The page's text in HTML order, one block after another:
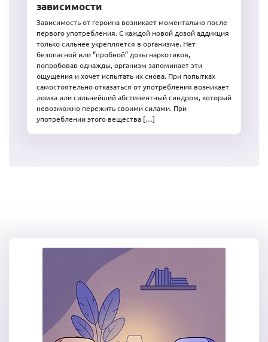
зависимости
Зависимость от героина возникает моментально после
первого употребления. С каждой новой дозой аддикция
только сильнее укрепляется в организме. Нет
безопасной или “пробной” дозы наркотиков,
попробовав однажды, организм запоминает эти
ощущения и хочет испытать их снова. При попытках
самостоятельно отказаться от употребления возникает
ломка или сильнейший абстинентный синдром, который
невозможно пережить своими силами. При
употреблении этого вещества […]